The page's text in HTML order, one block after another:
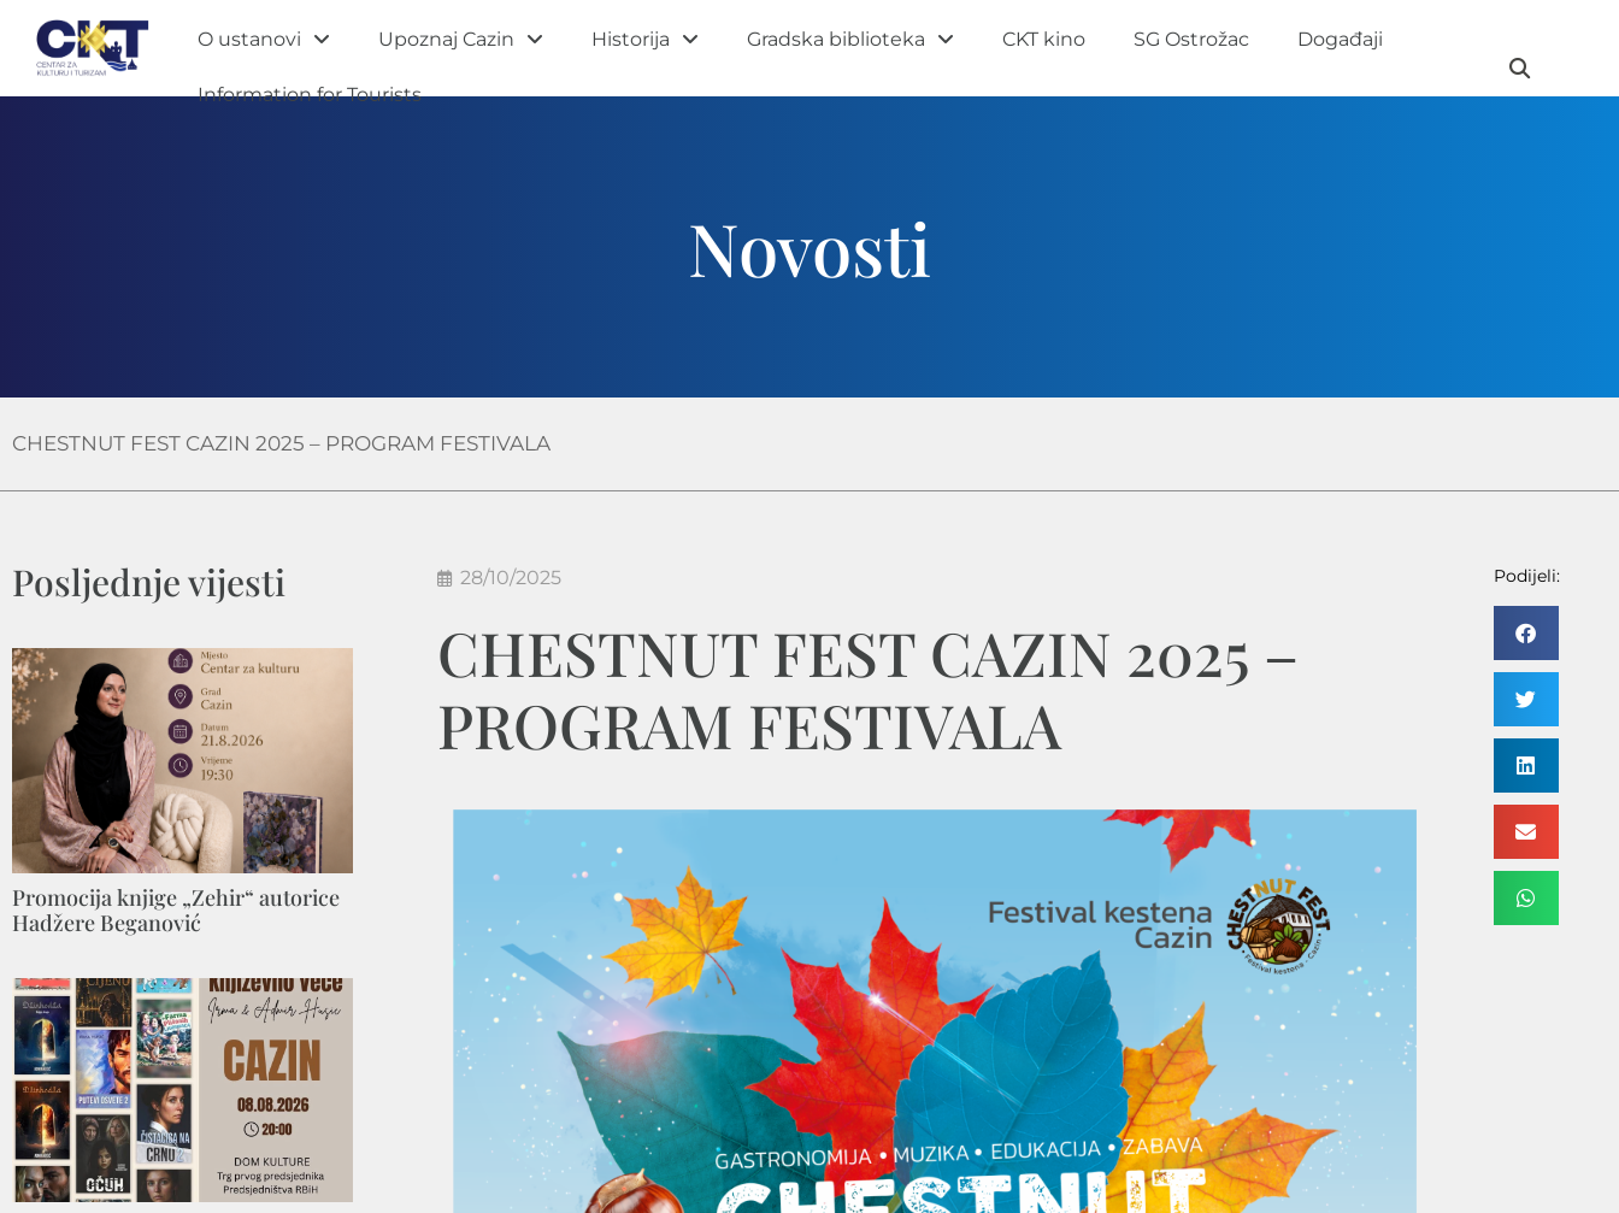
O ustanovi Upoznaj Cazin Historija Gradska biblioteka CKT kino SG Ostrožac Događaji
Information for Tourists
Novosti
CHESTNUT FEST CAZIN 2025 – PROGRAM FESTIVALA
Posljednje vijesti
Promocija knjige „Zehir“ autorice
Hadžere Beganović
28/10/2025
CHESTNUT FEST CAZIN 2025 –
PROGRAM FESTIVALA
Podijeli: